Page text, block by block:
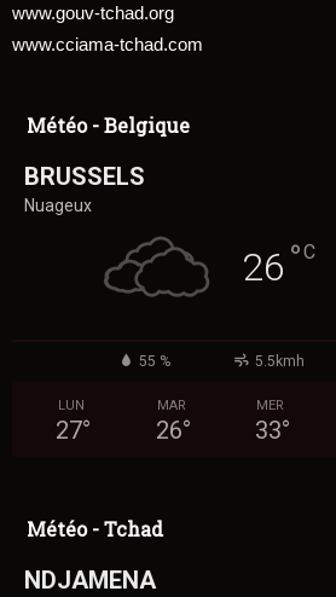
www.gouv-tchad.org
www.cciama-tchad.com
Météo - Belgique
BRUSSELS
Nuageux
26 °C
55 % 5.5kmh
LUN
27°
MAR
26°
MER
33°
Météo - Tchad
NDJAMENA